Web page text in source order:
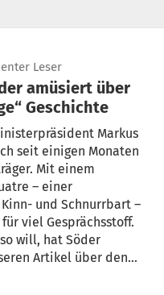
Leser
Geschichte
Markus
seit einigen Monaten
Mit einem
– einer
will, hat Söder